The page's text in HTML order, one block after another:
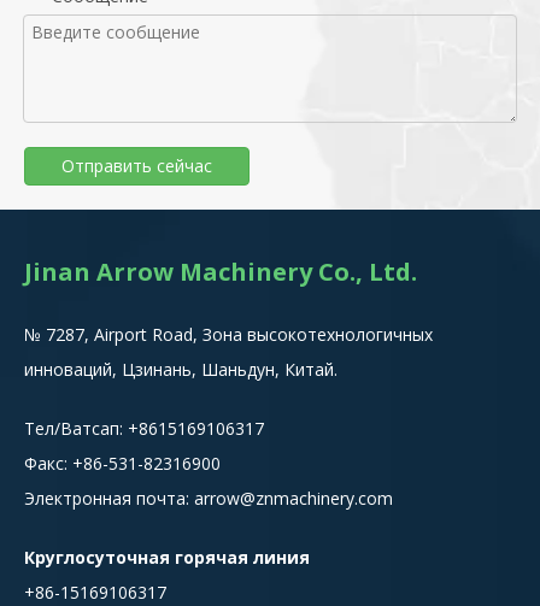
Отправить сейчас
Jinan Arrow Machinery Co., Ltd.
№ 7287, Airport Road, Зона высокотехнологичных
инноваций, Цзинань, Шаньдун, Китай.
Тел/Ватсап: +8615169106317
Факс: +86-531-82316900
Электронная почта: arrow@znmachinery.com
Круглосуточная горячая линия
+86-15169106317